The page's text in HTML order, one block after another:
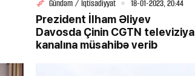
Gündəm / İqtisadiyyat 18-01-2023, 20:44
Prezident İlham Əliyev
Davosda Çinin CGTN televiziya
kanalına müsahibə verib